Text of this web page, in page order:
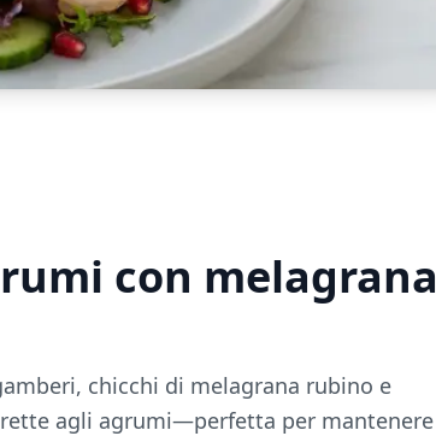
con melagrana
chicchi di melagrana rubino e
agli agrumi—perfetta per mantenere